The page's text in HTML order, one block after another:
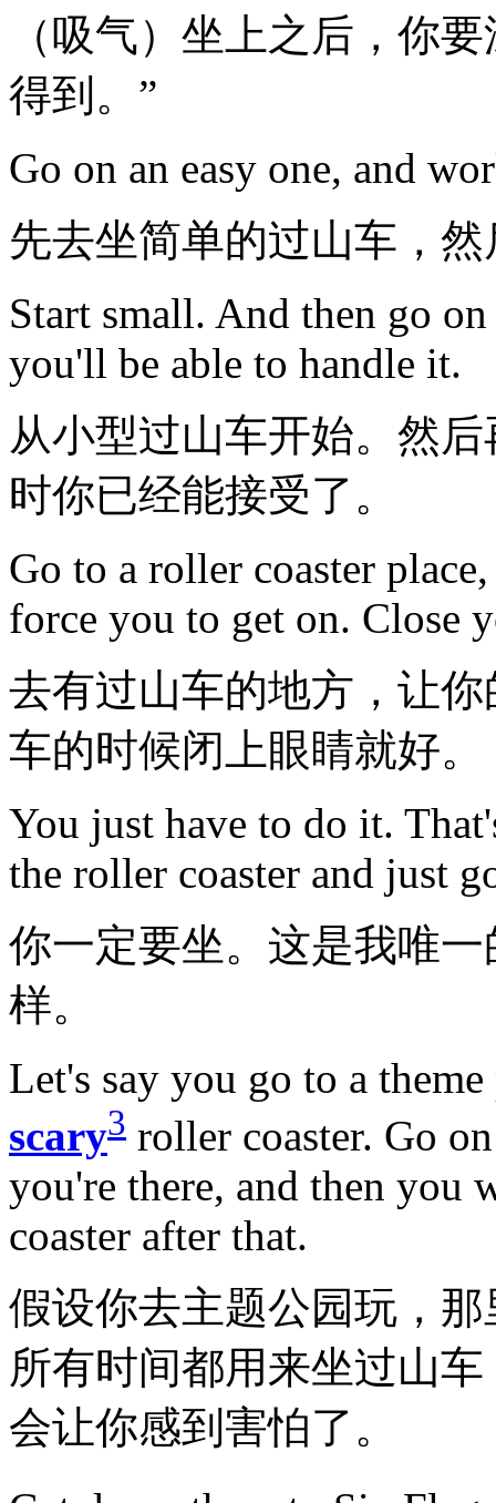
（吸气）坐上之后，你
得到。”
Go on an easy one, and
先去坐简单的过山车，
Start small. And then go
you'll be able to handle it.
从小型过山车开始。然
时你已经能接受了。
Go to a roller coaster
force you to get on. Close
去有过山车的地方，让
车的时候闭上眼睛就好。
You just have to do it.
the roller coaster and just
你一定要坐。这是我唯
样。
Let's say you go to a
scary3 roller coaster. Go
you're there, and then you
coaster after that.
假设你去主题公园玩，
所有时间都用来坐过山
会让你感到害怕了。